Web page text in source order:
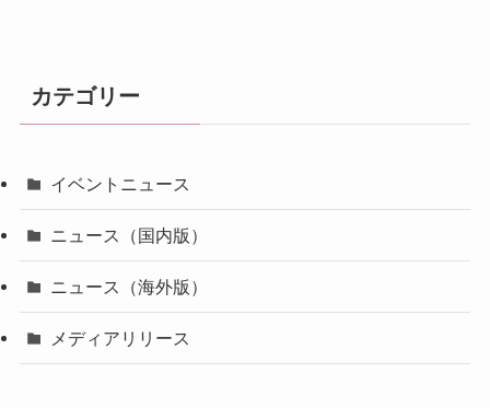
カテゴリー
イベントニュース
ニュース（国内版）
ニュース（海外版）
メディアリリース